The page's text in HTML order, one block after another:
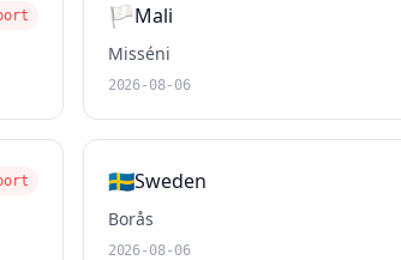
🏳️Mali
Misséni
2026-08-06
🇸🇪Sweden
Borås
2026-08-06